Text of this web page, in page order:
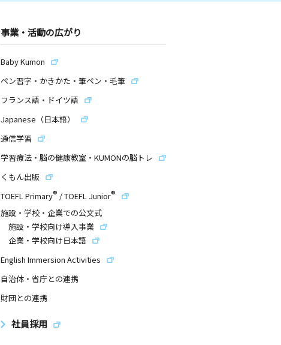
事業・活動の広がり
Baby Kumon
ペン習字・かきかた・筆ペン・毛筆
フランス語・ドイツ語
Japanese（日本語）
通信学習
学習療法・脳の健康教室・KUMONの脳トレ
くもん出版
TOEFL Primary® /TOEFL Junior®
施設・学校・企業での公文式
施設・学校向け導入事業
企業・学校向け日本語
English Immersion Activities
自治体・省庁との連携
財団との連携
社員採用